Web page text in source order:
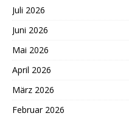
Juli 2026
Juni 2026
Mai 2026
April 2026
März 2026
Februar 2026